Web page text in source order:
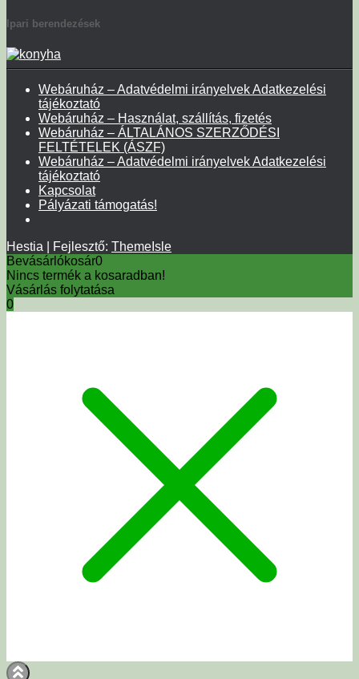
Ipari berendezések
Webáruház – Adatvédelmi irányelvek Adatkezelési
tájékoztató
Webáruház – Használat, szállítás, fizetés
Webáruház – ÁLTALÁNOS SZERZŐDÉSI
FELTÉTELEK (ÁSZF)
Webáruház – Adatvédelmi irányelvek Adatkezelési
tájékoztató
Kapcsolat
Pályázati támogatás!
Hestia | Fejlesztő: ThemeIsle
Bevásárlókosár0
Nincs termék a kosaradban!
Vásárlás folytatása
0